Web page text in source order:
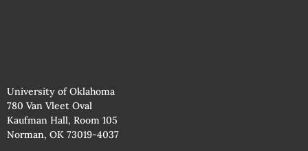
University of Oklahoma
780 Van Vleet Oval
Kaufman Hall, Room 105
Norman, OK 73019-4037